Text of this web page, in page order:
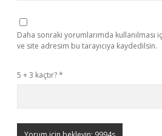
Daha sonraki yorumlarımda kullanılması
ve site adresim bu tarayıcıya kaydedilsin.
5 + 3 kaçtır?*